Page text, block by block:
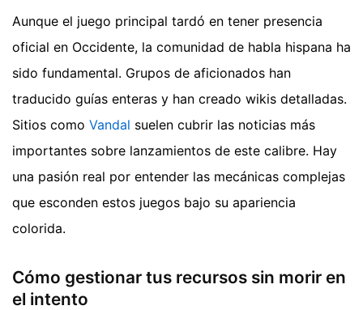
Aunque el juego principal tardó en tener presencia
oficial en Occidente, la comunidad de habla hispana ha
sido fundamental. Grupos de aficionados han
traducido guías enteras y han creado wikis detalladas.
Sitios como Vandal suelen cubrir las noticias más
importantes sobre lanzamientos de este calibre. Hay
una pasión real por entender las mecánicas complejas
que esconden estos juegos bajo su apariencia
colorida.
Cómo gestionar tus recursos sin morir en
el intento